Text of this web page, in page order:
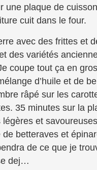
une plaque de
cuit dans le four.
avec des frittes et
des variétés
coupe tout ça en
d’huile et de
râpé sur les
35 minutes sur la
et
betteraves et
de ce que je
dej…